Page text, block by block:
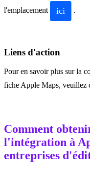
l'emplacement
ici .
Liens d'action
Pour en savoir plus sur la
fiche Apple Maps, veuillez
Comment
l'intégration à
entreprises